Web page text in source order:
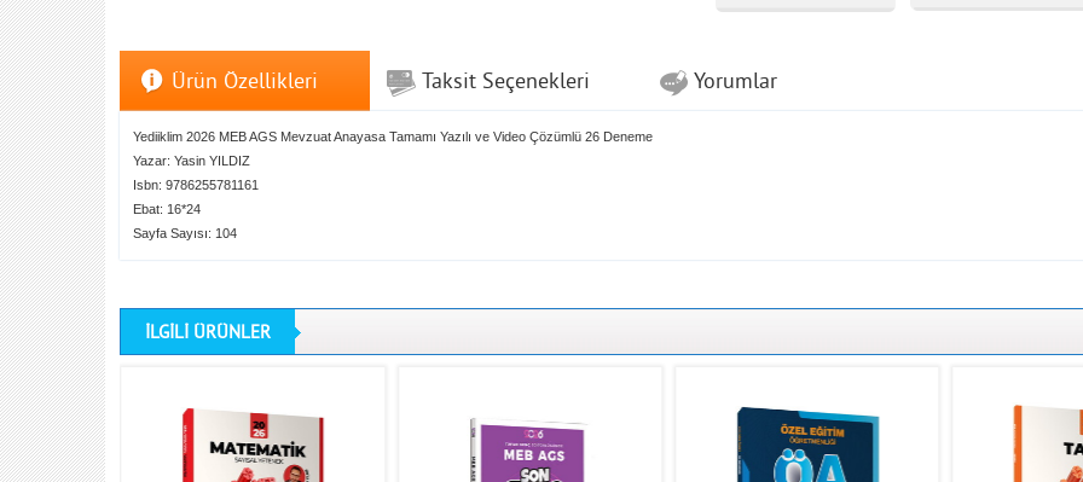
Ürün Özellikleri Taksit Seçenekleri Yorumlar
Yediiklim 2026 MEB AGS Mevzuat Anayasa Tamamı Yazılı ve Video Çözümlü 26 Deneme
Yazar: Yasin YILDIZ
Isbn: 9786255781161
Ebat: 16*24
Sayfa Sayısı: 104
İLGİLİ ÜRÜNLER